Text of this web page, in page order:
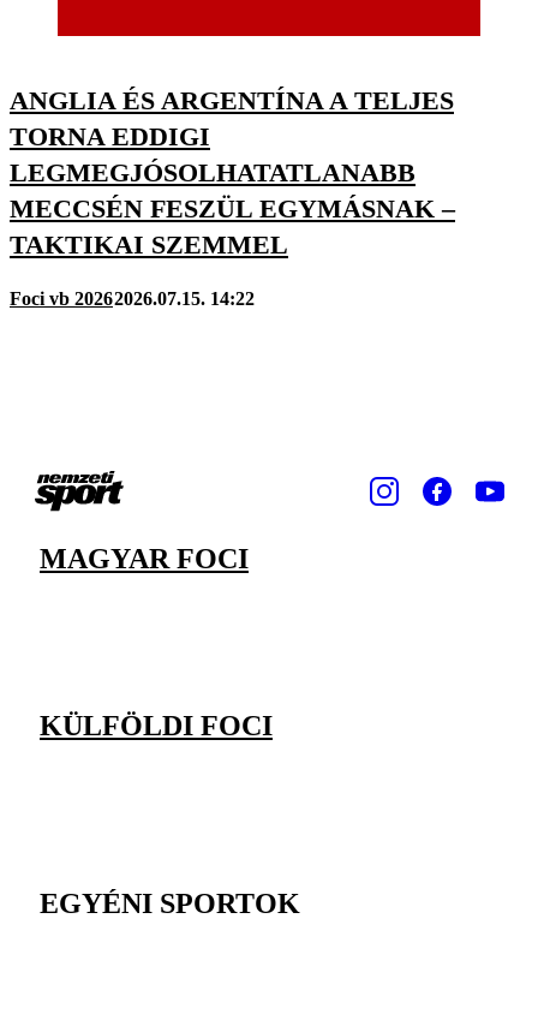
ANGLIA ÉS ARGENTÍNA A TELJES
TORNA EDDIGI
LEGMEGJÓSOLHATATLANABB
MECCSÉN FESZÜL EGYMÁSNAK –
TAKTIKAI SZEMMEL
Foci vb 20262026.07.15. 14:22
MAGYAR FOCI
KÜLFÖLDI FOCI
EGYÉNI SPORTOK